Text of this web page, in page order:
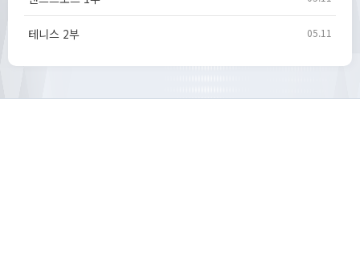
05.11
테니스 2부